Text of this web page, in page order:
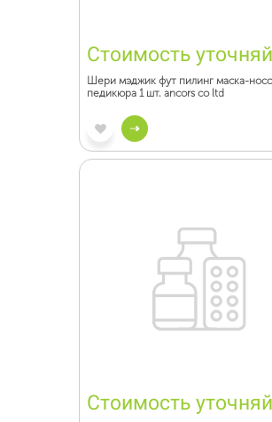
Стоимость
Шери мэджик фут пилинг маска-
педикюра 1 шт. ancors co ltd
Стоимость